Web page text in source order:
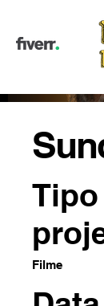
Filme